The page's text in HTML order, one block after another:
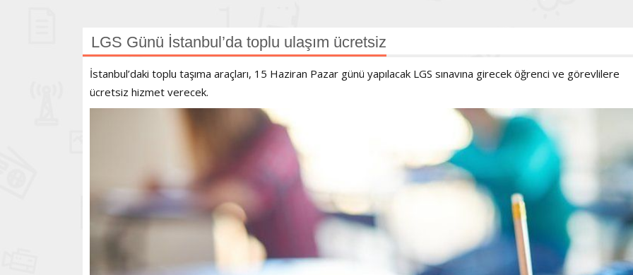
LGS Günü İstanbul’da toplu ulaşım ücretsiz
İstanbul’daki toplu taşıma araçları, 15 Haziran Pazar günü yapılacak LGS sınavına girecek öğrenci ve görevlilere
ücretsiz hizmet verecek.